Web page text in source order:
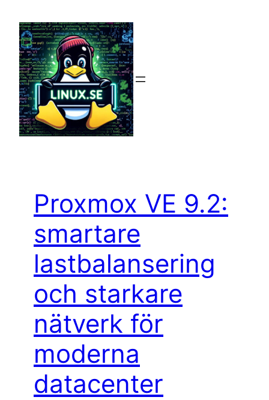
innehåll
Proxmox VE 9.2:
smartare
lastbalansering
och starkare
nätverk för
moderna
datacenter